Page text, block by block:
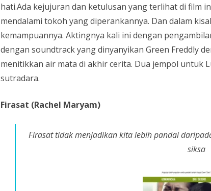
hati.Ada kejujuran dan ketulusan yang terlihat di film
mendalami tokoh yang diperankannya. Dan dalam
kemampuannya. Aktingnya kali ini dengan
dengan soundtrack yang dinyanyikan Green Freddly
menitikkan air mata di akhir cerita. Dua jempol untuk
sutradara.
Firasat (Rachel Maryam)
Firasat tidak menjadikan kita lebih pandai
siksa